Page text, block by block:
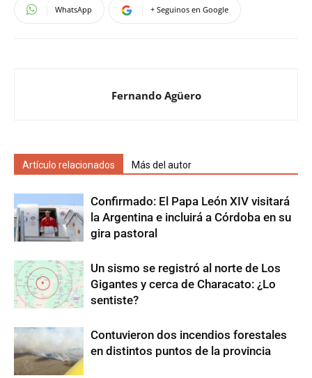
WhatsApp + Seguinos en Google
Fernando Agüero
Artículo relacionados Más del autor
Confirmado: El Papa León XIV visitará
la Argentina e incluirá a Córdoba en su
gira pastoral
Un sismo se registró al norte de Los
Gigantes y cerca de Characato: ¿Lo
sentiste?
Contuvieron dos incendios forestales
en distintos puntos de la provincia